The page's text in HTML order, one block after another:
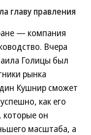
главу правления
— компания
Вчера
Голицы был
рынка
Кушнир сможет
как его
он
масштаба, а